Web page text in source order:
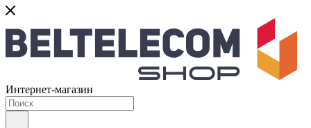
Интернет-магазин